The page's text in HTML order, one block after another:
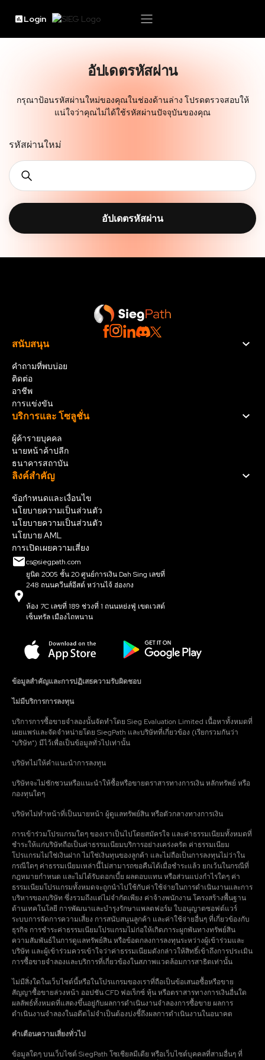
Login
อัปเดตรหัสผ่าน
กรุณาป้อนรหัสผ่านใหม่ของคุณในช่องด้านล่าง โปรดตรวจสอบให้
แน่ใจว่าคุณไม่ได้ใช้รหัสผ่านปัจจุบันของคุณ
รหัสผ่านใหม่
สนับสนุน
คำถามที่พบบ่อย
ติดต่อ
อาชีพ
การแข่งขัน
บริการและ โซลูชั่น
ผู้ค้ารายบุคคล
นายหน้าค้าปลีก
ธนาคารสถาบัน
ลิงค์สําคัญ
ข้อกำหนดและเงื่อนไข
นโยบายความเป็นส่วนตัว
นโยบายความเป็นส่วนตัว
นโยบาย AML
การเปิดเผยความเสี่ยง
cs@siegpath.com
ยูนิต 2005 ชั้น 20 ศูนย์การเงิน Dah Sing เลขที่
248 ถนนควีนส์อีสต์ หว่านไจ้ ฮ่องกง
ห้อง 7C เลขที่ 189 ช่วงที่ 1 ถนนหย่งฟู่ เขตเวสต์
เซ็นทรัล เมืองไถหนาน
ข้อมูลสำคัญและการปฏิเสธความรับผิดชอบ
ไม่มีบริการการลงทุน
บริการการซื้อขายจำลองนั้นจัดทำโดย Sieg Evaluation Limited เนื้อหาทั้งหมดที่
เผยแพร่และจัดจำหน่ายโดย SiegPath และบริษัทที่เกี่ยวข้อง (เรียกรวมกันว่า
"บริษัท") มีไว้เพื่อเป็นข้อมูลทั่วไปเท่านั้น
บริษัทไม่ให้คำแนะนำการลงทุน
บริษัทจะไม่ชักชวนหรือแนะนำให้ซื้อหรือขายตราสารทางการเงิน หลักทรัพย์ หรือ
กองทุนใดๆ
บริษัทไม่ทำหน้าที่เป็นนายหน้า ผู้ดูแลทรัพย์สิน หรือตัวกลางทางการเงิน
การเข้าร่วมโปรแกรมใดๆ ของเราเป็นไปโดยสมัครใจ และค่าธรรมเนียมทั้งหมดที่
ชำระให้แก่บริษัทถือเป็นค่าธรรมเนียมบริการอย่างเคร่งครัด ค่าธรรมเนียม
โปรแกรมไม่ใช่เงินฝาก ไม่ใช่เงินทุนของลูกค้า และไม่ถือเป็นการลงทุนไม่ว่าใน
กรณีใดๆ ค่าธรรมเนียมเหล่านี้ไม่สามารถขอคืนได้เมื่อชำระแล้ว ยกเว้นในกรณีที่
กฎหมายกำหนด และไม่ได้รับดอกเบี้ย ผลตอบแทน หรือส่วนแบ่งกำไรใดๆ ค่า
ธรรมเนียมโปรแกรมทั้งหมดจะถูกนำไปใช้กับค่าใช้จ่ายในการดำเนินงานและการ
บริหารของบริษัท ซึ่งรวมถึงแต่ไม่จำกัดเพียง ค่าจ้างพนักงาน โครงสร้างพื้นฐาน
ด้านเทคโนโลยี การพัฒนาและบำรุงรักษาแพลตฟอร์ม ใบอนุญาตซอฟต์แวร์
ระบบการจัดการความเสี่ยง การสนับสนุนลูกค้า และค่าใช้จ่ายอื่นๆ ที่เกี่ยวข้องกับ
ธุรกิจ การชำระค่าธรรมเนียมโปรแกรมไม่ก่อให้เกิดภาระผูกพันทางทรัพย์สิน
ความสัมพันธ์ในการดูแลทรัพย์สิน หรือข้อตกลงการลงทุนระหว่างผู้เข้าร่วมและ
บริษัท และผู้เข้าร่วมควรเข้าใจว่าค่าธรรมเนียมดังกล่าวให้สิทธิ์เข้าถึงการประเมิน
การซื้อขายจำลองและบริการที่เกี่ยวข้องในสภาพแวดล้อมการสาธิตเท่านั้น
ไม่มีสิ่งใดในเว็บไซต์นี้หรือในโปรแกรมของเราที่ถือเป็นข้อเสนอซื้อหรือขาย
สัญญาซื้อขายล่วงหน้า ออปชัน CFD ฟอเร็กซ์ หุ้น หรือตราสารทางการเงินอื่นใด
ผลลัพธ์ทั้งหมดที่แสดงขึ้นอยู่กับผลการดำเนินงานจำลองการซื้อขาย ผลการ
ดำเนินงานจำลองในอดีตไม่จำเป็นต้องบ่งชี้ถึงผลการดำเนินงานในอนาคต
คำเตือนความเสี่ยงทั่วไป
ข้อมูลใดๆ บนเว็บไซต์ SiegPath โซเชียลมีเดีย หรือเว็บไซต์บุคคลที่สามอื่นๆ ที่